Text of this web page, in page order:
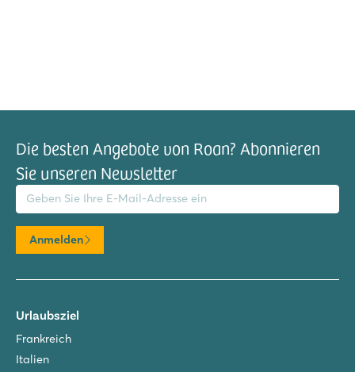
Die besten Angebote von Roan? Abonnieren
Sie unseren Newsletter
Adresse
Anmelden
Urlaubsziel
Frankreich
Italien